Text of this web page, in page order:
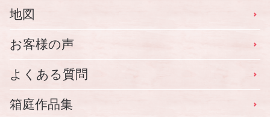
地図
お客様の声
よくある質問
箱庭作品集